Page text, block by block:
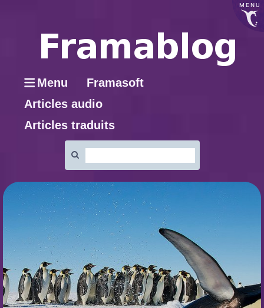
MENU
Menu
Framasoft
Articles audio
Articles traduits
: